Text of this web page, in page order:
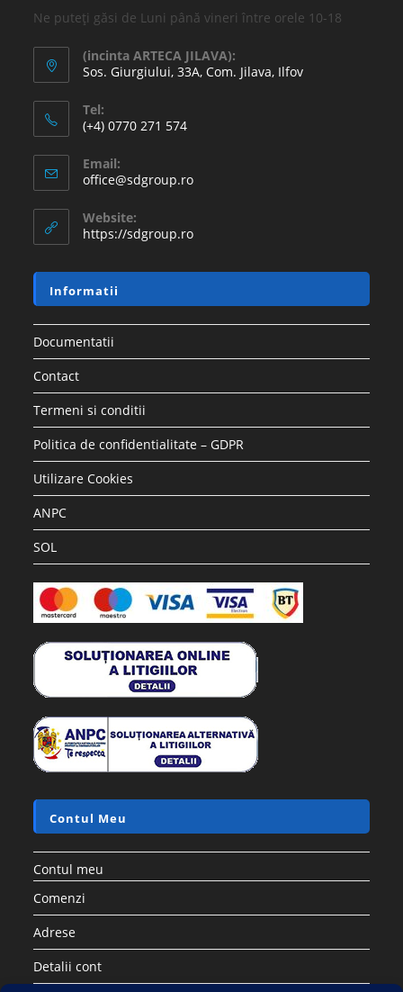
Ne puteți găsi de Luni până vineri între orele 10-18
(incinta ARTECA JILAVA):
Sos. Giurgiului, 33A, Com. Jilava, Ilfov
Tel:
(+4) 0770 271 574
Email:
office@sdgroup.ro
Website:
https://sdgroup.ro
Informatii
Documentatii
Contact
Termeni si conditii
Politica de confidentialitate – GDPR
Utilizare Cookies
ANPC
SOL
Contul Meu
Contul meu
Comenzi
Adrese
Detalii cont